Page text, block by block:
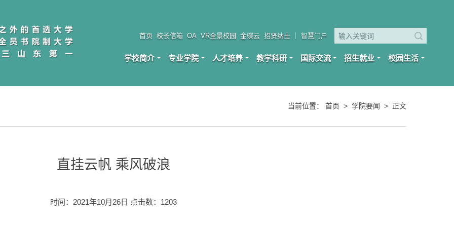
首页 校长信箱 OA VR全景校园 金蝶云 招贤纳士 智慧门户
学校简介 专业学院 人才培养 教学科研 国际交流 招生就业 校园生活
当前位置： 首页 > 学院要闻 > 正文
直挂云帆 乘风破浪
时间：2021年10月26日 点击数： 1203